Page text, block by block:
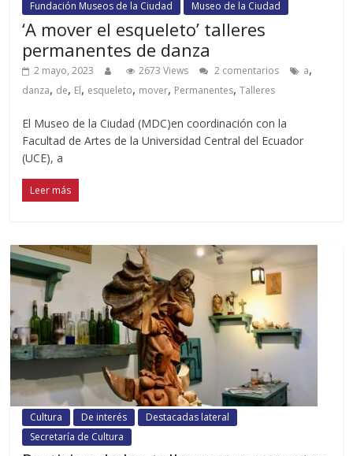
Fundación Museos de la Ciudad Museo de la Ciudad
‘A mover el esqueleto’ talleres
permanentes de danza
2 mayo, 2023 2673 Views 2 comentarios a,
danza, de, El, esqueleto, mover, Permanentes,Talleres
El Museo de la Ciudad (MDC)en coordinación con la
Facultad de Artes de la Universidad Central del Ecuador
(UCE), a
Leer más
Cultura De interés
Destacadas lateral
Secretaría de Cultura